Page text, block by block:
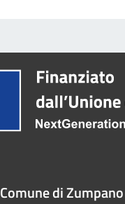
Comune di Zumpano